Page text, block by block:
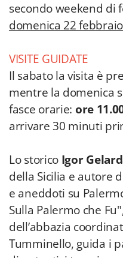
secondo weekend di
domenica 22
VISITE GUIDATE
Il sabato la visita è
mentre la domenica
fasce orarie: ore
arrivare 30 minuti
Lo storico Igor
della Sicilia e autore
e aneddoti su
Sulla Palermo che
dell’abbazia
Tumminello, guida i